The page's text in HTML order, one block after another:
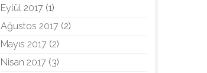
Eylül 2017 (1)
Ağustos 2017 (2)
Mayıs 2017 (2)
Nisan 2017 (3)